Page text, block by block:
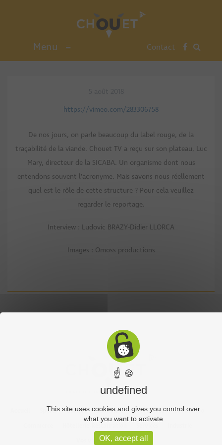
Menu ≡ Contact
https://vimeo.com/283306758
De nos jours, on parle beaucoup du label rouge, de la
traçabilité de la viande. Chouet TV a reçu sur son plateau, Luc
Mary, directeur de la SICABA. Un organisme dont nous
entendons souvent l’acronyme. Mais savons nous réellement
quel est le rôle de cette structure ? Pour cela veuillez
regarder le reportage.
Interview : Ludovic BRAZY-Didier LLORCA
Images : Omoss productions
Sports Culture Economie Découverte
Chouet’eco
Vos vidéos
Partenaires
☝ 🍪
undefined
This site uses cookies and gives you control over
what you want to activate
OK, accept all